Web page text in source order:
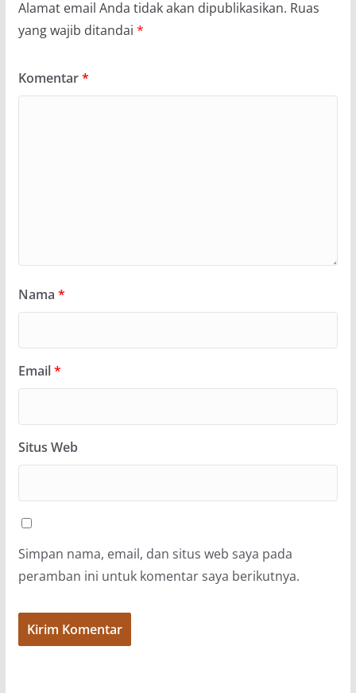
Alamat email Anda tidak akan dipublikasikan. Ruas
yang wajib ditandai *
Komentar*
Nama *
Email*
Situs Web
Simpan nama, email, dan situs web saya pada
peramban ini untuk komentar saya berikutnya.